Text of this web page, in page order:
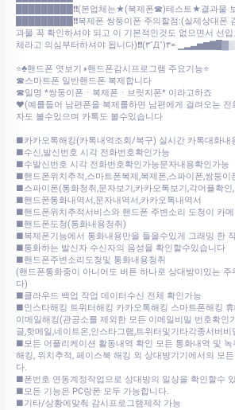
█████████❗❗(본업체는★(복제폰☎)테스트★결과물
█████████❗❗복제폰 쌍둥이폰 주의할점:(실제상대폰
과물 꼭 확인하셔야 되고 이 기본적인것도 없으면서 선
체라고 의심부터하셔야 됩니다)❗❗(۳˚Д˚)۳= ▁▂▃▅▆▇█▓▒
⭐♣핸드폰 엿보기◑핸드폰감시프로그램 주요기능⭐
☎스마트폰 일반핸드폰 복제합니다
☎일명 *쌍둥이폰ㆍ복제폰ㆍ브릿지폰* 이라고하죠
♥(예를들어 남편폰을 복제를하면 남편에게 걸려오는 전
자도 볼수있으며 카톡도 볼수있습니다
■카카오톡해킹(카톡내역조회/복구) 실시간 카톡대화내
■수신,발신번호 시각 전화번호확인가능
■수발신번호 시각 전화번호확인가능문자내용확인가능
■핸드폰위치추적,스마트폰복제,복제폰,스파이폰,쌍둥이
■스파이폰(통화청취,문자보기,카카오톡보기,각어플확인
■핸드폰통화내역서,문자내역서,카카오톡내역서
■핸드폰위치추적서비스와 핸드폰 주변소리 도청이 카
■핸드폰도청(통화내용청취)
■복제폰기능에서 통화내용만을 들을수있게 그래밍 한
■통화하는 발신자 수신자의 음성을 확인할수있습니다
■핸드폰주변소리도청및 통화내용청취
(핸드폰통화중이 아니어도 버튼 하나로 상대방이있는 주
다)
■클라우드 백업 작업 데이터수신 전체 확인가능
■인스타해킹 트위터해킹 카카오톡해킹 스마트폰해킹
이메일해킹(관공소를 제외한 모든 이메일비밀 번호확인
글,핫메일,네이트온,인스타그램,트위터및기타각종서버비
■모든 어플리케이션 활동내역 확인 모든 통화내역 및 녹
해킹, 위치추적, 페이스북 해킹 외 상대방기기에서의 모
다.
■폰번호 연동계정작업으로 상대방의 일상을 확인할수
■모든 기능은 PC랑폰 모두 가능합니다.
■기타/상황에맞춰 감시프로그램제작 가능